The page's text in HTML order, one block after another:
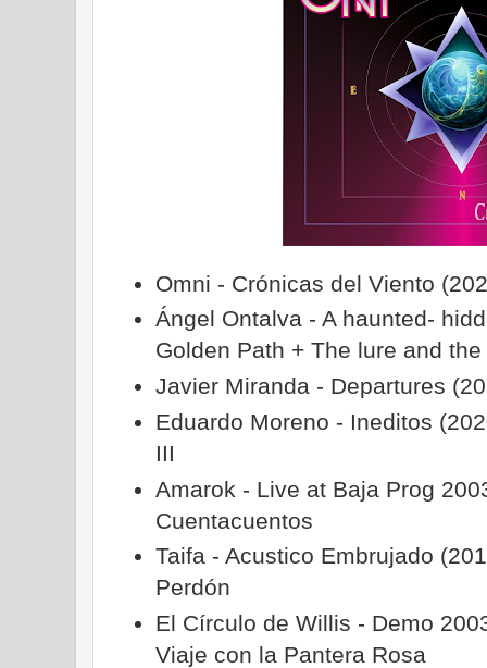
Omni - Crónicas del Viento
Ángel Ontalva - A haunted-
Golden Path + The lure and
Javier Miranda - Departures
Eduardo Moreno - Ineditos
III
Amarok - Live at Baja Prog
Cuentacuentos
Taifa - Acustico Embrujado
Perdón
El Círculo de Willis - Demo
Viaje con la Pantera Rosa